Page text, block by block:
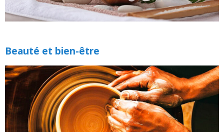
Beauté et bien-être